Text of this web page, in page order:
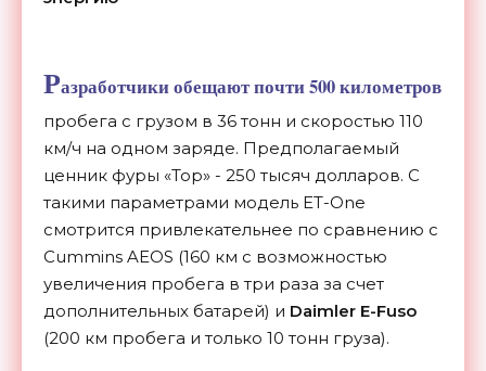
Разработчики обещают почти 500 километров
пробега с грузом в 36 тонн и скоростью 110
км/ч на одном заряде. Предполагаемый
ценник фуры «Тор» - 250 тысяч долларов. С
такими параметрами модель ET-One
смотрится привлекательнее по сравнению с
Cummins AEOS (160 км с возможностью
увеличения пробега в три раза за счет
дополнительных батарей) и Daimler E-Fuso
(200 км пробега и только 10 тонн груза).